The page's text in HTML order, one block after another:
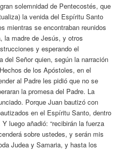
solemnidad de Pentecostés, que
la venida del Espíritu Santo
mientras se encontraban reunidos
la madre de Jesús, y otros
y esperando el
del Señor quien, según la narración
de los Apóstoles, en el
al Padre les pidió que no se
la promesa del Padre. La
Porque Juan bautizó con
en el Espíritu Santo, dentro
luego añadió: “recibirán la fuerza
sobre ustedes, y serán mis
Judea y Samaria, y hasta los